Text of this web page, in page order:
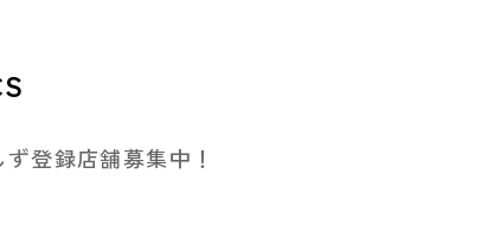
登録店舗募集中！